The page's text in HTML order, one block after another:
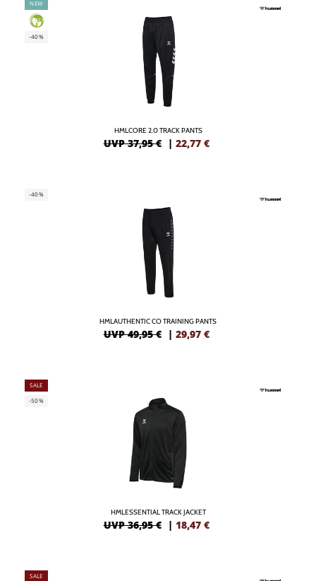
NEW
GREEN
-40%
HMLCORE 2.0 TRACK PANTS
UVP 37,95 € | 22,77 €
-40%
HMLAUTHENTIC CO TRAINING PANTS
UVP 49,95 € | 29,97 €
SALE
-50%
HMLESSENTIAL TRACK JACKET
UVP 36,95 € | 18,47 €
SALE